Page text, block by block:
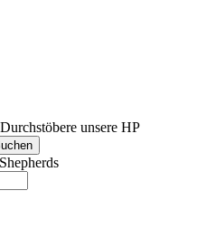
unsere HP